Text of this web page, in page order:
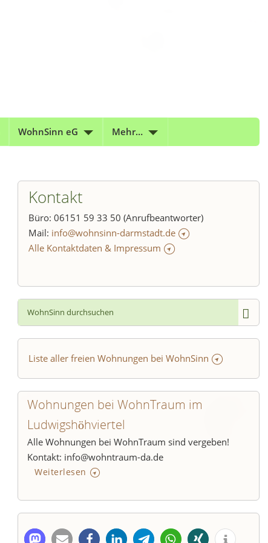
WohnSinn eG Mehr…
Kontakt
Büro: 06151 59 33 50 (Anrufbeantworter)
Mail: info@wohnsinn-darmstadt.de
Alle Kontaktdaten & Impressum
Liste aller freien Wohnungen bei WohnSinn
Wohnungen bei WohnTraum im
Ludwigshöhviertel
Alle Wohnungen bei WohnTraum sind vergeben!
Kontakt: info@wohntraum-da.de
Weiterlesen